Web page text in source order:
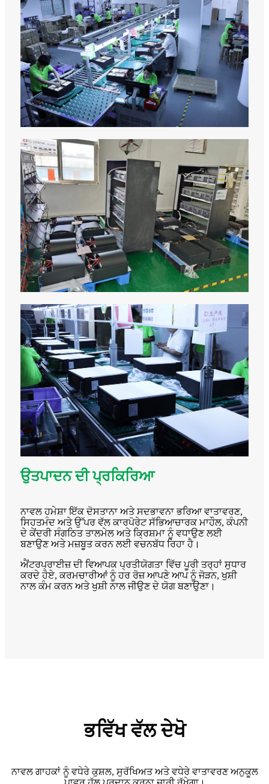
ਉਤਪਾਦਨ ਦੀ ਪ੍ਰਕਿਰਿਆ
ਨਾਵਲ ਹਮੇਸ਼ਾ ਇੱਕ ਦੋਸਤਾਨਾ ਅਤੇ ਸਦਭਾਵਨਾ ਭਰਿਆ ਵਾਤਾਵਰਣ,
ਸਿਹਤਮੰਦ ਅਤੇ ਉੱਪਰ ਵੱਲ ਕਾਰਪੋਰੇਟ ਸੱਭਿਆਚਾਰਕ ਮਾਹੌਲ, ਕੰਪਨੀ
ਦੇ ਕੇਂਦਰੀ ਸੰਗਠਿਤ ਤਾਲਮੇਲ ਅਤੇ ਕ੍ਰਿਸ਼ਮਾ ਨੂੰ ਵਧਾਉਣ ਲਈ
ਬਣਾਉਣ ਅਤੇ ਮਜ਼ਬੂਤ ​​ਕਰਨ ਲਈ ਵਚਨਬੱਧ ਰਿਹਾ ਹੈ।
ਐਂਟਰਪ੍ਰਾਈਜ਼ ਦੀ ਵਿਆਪਕ ਪ੍ਰਤੀਯੋਗਤਾ ਵਿੱਚ ਪੂਰੀ ਤਰ੍ਹਾਂ ਸੁਧਾਰ
ਕਰਦੇ ਹੋਏ, ਕਰਮਚਾਰੀਆਂ ਨੂੰ ਹਰ ਰੋਜ਼ ਆਪਣੇ ਆਪ ਨੂੰ ਜੋੜਨ, ਖੁਸ਼ੀ
ਨਾਲ ਕੰਮ ਕਰਨ ਅਤੇ ਖੁਸ਼ੀ ਨਾਲ ਜੀਉਣ ਦੇ ਯੋਗ ਬਣਾਉਣਾ।
ਭਵਿੱਖ ਵੱਲ ਦੇਖੋ
ਨਾਵਲ ਗਾਹਕਾਂ ਨੂੰ ਵਧੇਰੇ ਕੁਸ਼ਲ, ਸੁਰੱਖਿਅਤ ਅਤੇ ਵਧੇਰੇ ਵਾਤਾਵਰਣ ਅਨੁਕੂਲ